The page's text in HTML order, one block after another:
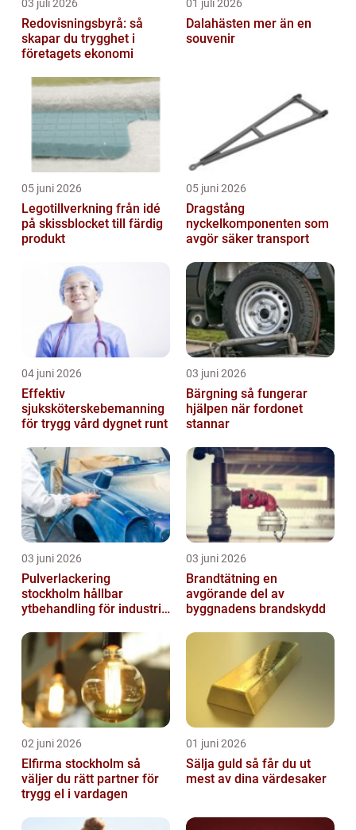
03 juli 2026
Redovisningsbyrå: så
skapar du trygghet i
företagets ekonomi
01 juli 2026
Dalahästen mer än en
souvenir
05 juni 2026
Legotillverkning från idé
på skissblocket till färdig
produkt
05 juni 2026
Dragstång
nyckelkomponenten som
avgör säker transport
04 juni 2026
Effektiv
sjuksköterskebemanning
för trygg vård dygnet runt
03 juni 2026
Bärgning så fungerar
hjälpen när fordonet
stannar
03 juni 2026
Pulverlackering
stockholm hållbar
ytbehandling för industri
03 juni 2026
Brandtätning en
avgörande del av
byggnadens brandskydd
02 juni 2026
Elfirma stockholm så
väljer du rätt partner för
trygg el i vardagen
01 juni 2026
Sälja guld så får du ut
mest av dina värdesaker